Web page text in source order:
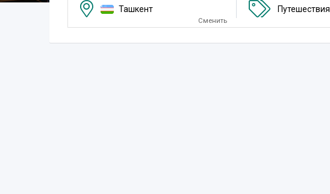
Ташкент
Сменить
Путешествия